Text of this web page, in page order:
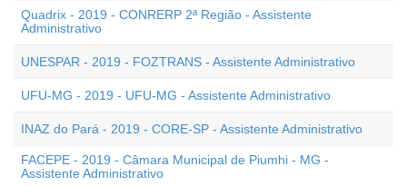
Quadrix - 2019 - CONRERP 2ª Região - Assistente
Administrativo
UNESPAR - 2019 - FOZTRANS - Assistente Administrativo
UFU-MG - 2019 - UFU-MG - Assistente Administrativo
INAZ do Pará - 2019 - CORE-SP - Assistente Administrativo
FACEPE - 2019 - Câmara Municipal de Piumhi - MG -
Assistente Administrativo